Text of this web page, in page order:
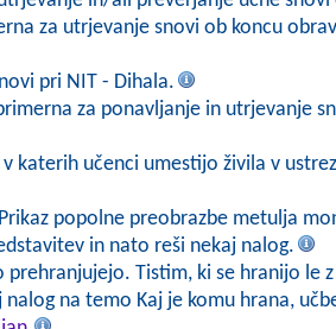
za utrjevanje snovi ob koncu
pri NIT - Dihala.
za ponavljanje in utrjevanje
katerih učenci umestijo živila v
popolne preobrazbe metulja
in nato reši nekaj nalog.
prehranjujejo. Tistim, ki se hranijo le
na temo Kaj je komu hrana,